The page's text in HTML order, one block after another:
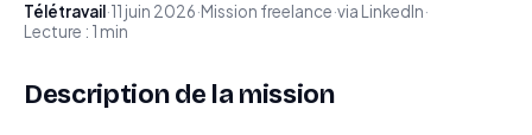
Télétravail·11 juin 2026·Mission freelance·via LinkedIn·
Lecture : 1 min
Description de la mission